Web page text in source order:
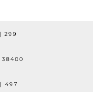
| 299
38400
| 497